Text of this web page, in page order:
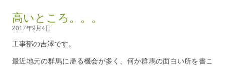
高いところ。。。
2017年9月4日
工事部の吉澤です。
最近地元の群馬に帰る機会が多く、何か群馬の面白い所を書こ